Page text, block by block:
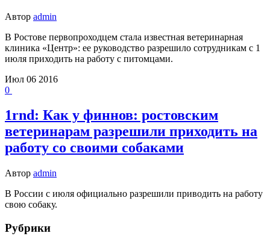
Автор admin
В Ростове первопроходцем стала известная ветеринарная
клиника «Центр»: ее руководство разрешило сотрудникам с 1
июля приходить на работу с питомцами.
Июл 06 2016
0
1rnd: Как у финнов: ростовским
ветеринарам разрешили приходить на
работу со своими собаками
Автор admin
В России с июля официально разрешили приводить на работу
свою собаку.
Рубрики